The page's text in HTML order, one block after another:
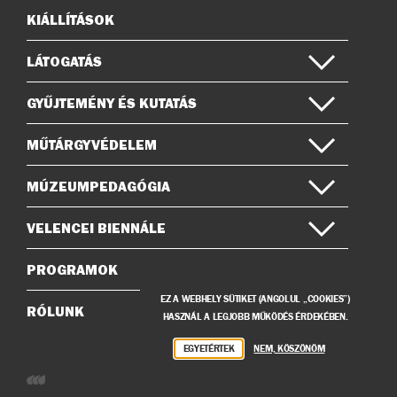
Oldaltérkép
KIÁLLÍTÁSOK
LÁTOGATÁS
GYŰJTEMÉNY ÉS KUTATÁS
MŰTÁRGYVÉDELEM
MÚZEUMPEDAGÓGIA
VELENCEI BIENNÁLE
PROGRAMOK
RÓLUNK
Weboldalunkat
EZ A WEBHELY SÜTIKET (ANGOLUL „COOKIES”)
HASZNÁL A LEGJOBB MŰKÖDÉS ÉRDEKÉBEN.
EGYETÉRTEK NEM, KÖSZÖNÖM